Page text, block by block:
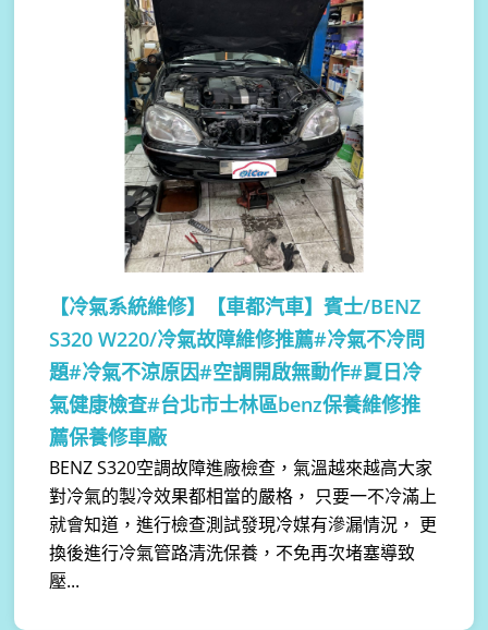
【冷氣系統維修】
【車都汽車】賓士/BENZ
S320 W220/冷氣故障維修推薦#冷氣不冷問
題#冷氣不涼原因#空調開啟無動作#夏日冷
氣健康檢查#台北市士林區benz保養維修推
薦保養修車廠
BENZ S320空調故障進廠檢查，氣溫越來越高大家
對冷氣的製冷效果都相當的嚴格， 只要一不冷滿上
就會知道，進行檢查測試發現冷媒有滲漏情況， 更
換後進行冷氣管路清洗保養，不免再次堵塞導致
壓...